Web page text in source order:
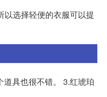
以选择轻便的衣服可以提
具也很不错。 3.红琥珀